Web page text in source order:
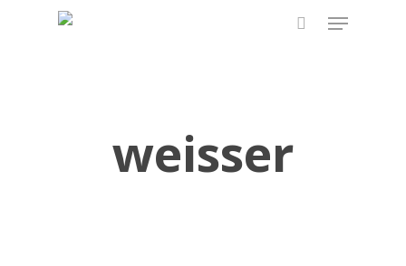
Menu
weisser